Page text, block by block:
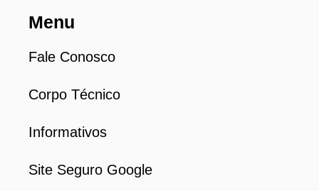
Menu
Fale Conosco
Corpo Técnico
Informativos
Site Seguro Google